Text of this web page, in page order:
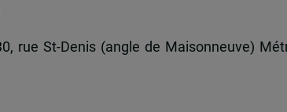
rue St-Denis (angle de Maisonneuve)